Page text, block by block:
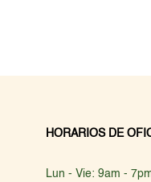
HORARIOS DE
Lun - Vie: 9am -